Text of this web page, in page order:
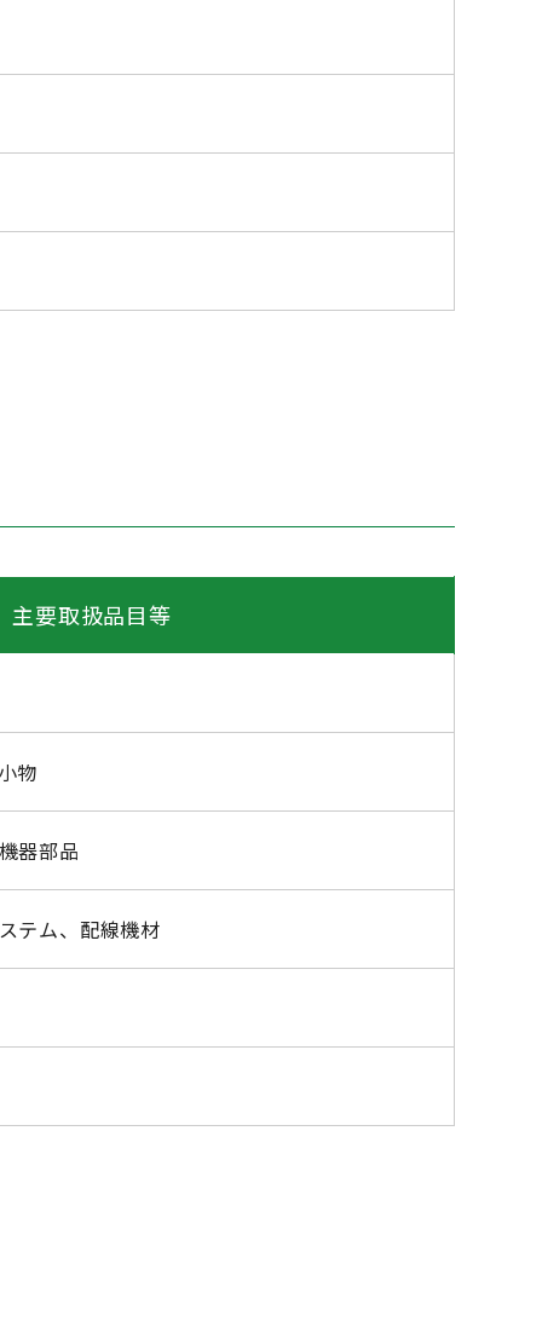
主要取扱品目等
物
器部品
テム、配線機材